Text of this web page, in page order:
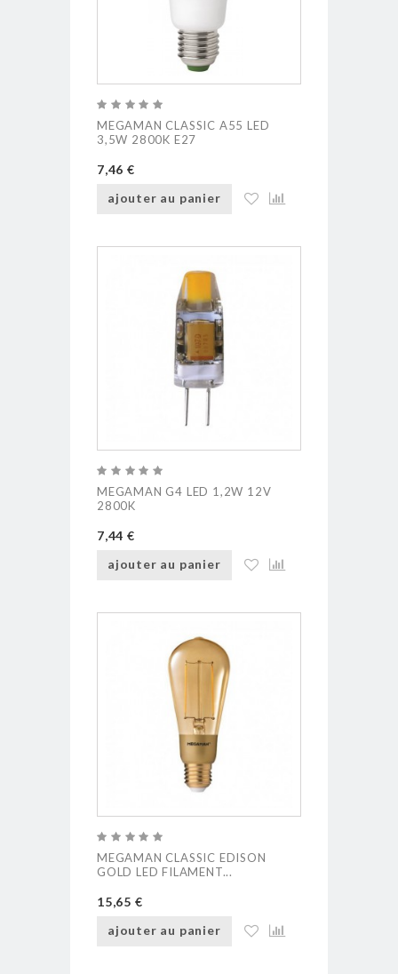
MEGAMAN CLASSIC A55 LED
3,5W 2800K E27
7,46 €
ajouter au panier
MEGAMAN G4 LED 1,2W 12V
2800K
7,44 €
ajouter au panier
MEGAMAN CLASSIC EDISON
GOLD LED FILAMENT...
15,65 €
ajouter au panier